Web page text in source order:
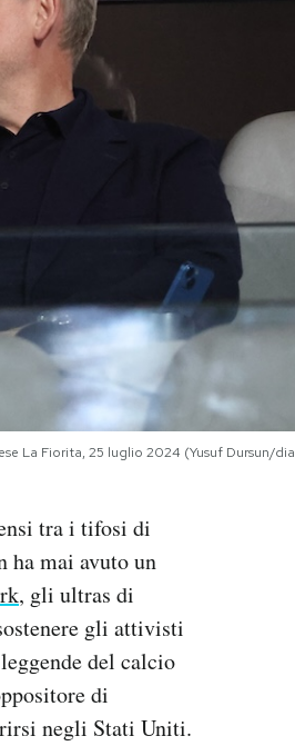
La Fiorita, 25 luglio 2024 (Yusuf Dursun/dia
tra i tifosi di
ha mai avuto un
, gli ultras di
gli attivisti
del calcio
di
negli Stati Uniti.